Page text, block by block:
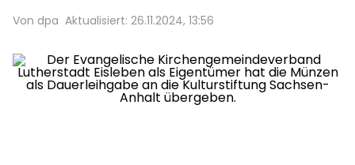
Von dpa Aktualisiert: 26.11.2024, 13:56